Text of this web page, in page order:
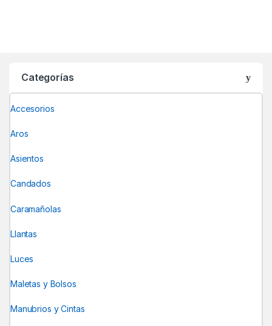
Categorías
Accesorios
Aros
Asientos
Candados
Caramañolas
Llantas
Luces
Maletas y Bolsos
Manubrios y Cintas